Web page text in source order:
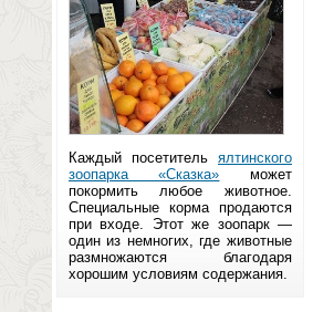
Каждый посетитель ялтинского
зоопарка «Сказка» может
покормить любое животное.
Специальные корма продаются
при входе. Этот же зоопарк —
один из немногих, где животные
размножаются благодаря
хорошим условиям содержания.